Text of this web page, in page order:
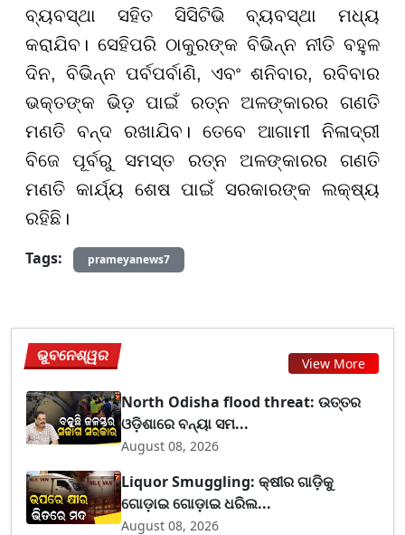
ବ୍ୟବସ୍ଥା ସହିତ ସିସିଟିଭି ବ୍ୟବସ୍ଥା ମଧ୍ୟ
କରାଯିବ। ସେହିପରି ଠାକୁରଙ୍କ ବିଭିନ୍ନ ନୀତି ବହୁଳ
ଦିନ, ବିଭିନ୍ନ ପର୍ବପର୍ବାଣି, ଏବଂ ଶନିବାର, ରବିବାର
ଭକ୍ତଙ୍କ ଭିଡ଼ ପାଇଁ ରତ୍ନ ଅଳଙ୍କାରର ଗଣତି
ମଣତି ବନ୍ଦ ରଖାଯିବ। ତେବେ ଆଗାମୀ ନିଳାଦ୍ରୀ
ବିଜେ ପୂର୍ବରୁ ସମସ୍ତ ରତ୍ନ ଅଳଙ୍କାରର ଗଣତି
ମଣତି କାର୍ଯ୍ୟ ଶେଷ ପାଇଁ ସରକାରଙ୍କ ଲକ୍ଷ୍ୟ
ରହିଛି।
Tags:
prameyanews7
ଭୁବନେଶ୍ୱର View More
North Odisha flood threat: ଉତ୍ତର
ଓଡ଼ିଶାରେ ବନ୍ୟା ସମ...
August 08, 2026
Liquor Smuggling: କ୍ଷୀର ଗାଡ଼ିକୁ
ଗୋଡ଼ାଇ ଗୋଡ଼ାଇ ଧରିଲ...
August 08, 2026